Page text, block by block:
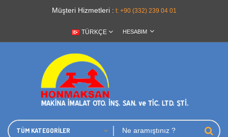
Müşteri Hizmetleri : t: +90 (332) 239 04 01
TÜRKÇE HESABIM
TÜM KATEGORILER